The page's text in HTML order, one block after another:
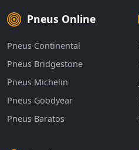
Pneus Online
Pneus Continental
Pneus Bridgestone
Pneus Michelin
Pneus Goodyear
Pneus Baratos